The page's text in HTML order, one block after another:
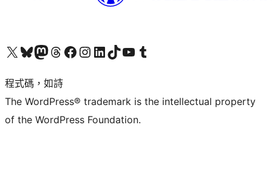
查看我們的 X (之前的 Twitter) 帳號造訪我們的 Bluesky 帳號造訪我們的 Mastodon 帳號造訪我們的 Threads 帳號 造訪我們的 Facebook 粉絲專頁Visit our Instagram account
Visit our LinkedIn account
造訪我們的 TikTok 帳號Visit our YouTube channel
造訪我們的 Tumblr 帳號
程式碼，如詩
The WordPress® trademark is the intellectual property
of the WordPress Foundation.